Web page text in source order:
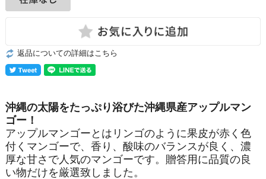
返品についての詳細はこちら
沖縄の太陽をたっぷり浴びた沖縄県産アップルマン
ゴー！
アップルマンゴーとはリンゴのように果皮が赤く色
付くマンゴーで、香り、酸味のバランスが良く、濃
厚な甘さで人気のマンゴーです。贈答用に品質の良
い物だけを厳選致しました。